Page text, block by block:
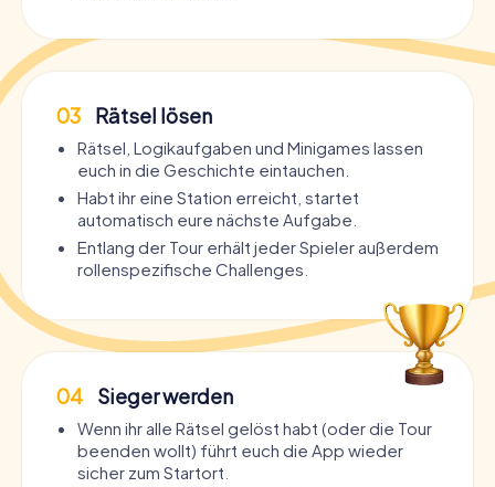
03 Rätsel lösen
Rätsel, Logikaufgaben und Minigames lassen
euch in die Geschichte eintauchen.
Habt ihr eine Station erreicht, startet
automatisch eure nächste Aufgabe.
Entlang der Tour erhält jeder Spieler außerdem
rollenspezifische Challenges.
04 Sieger werden
Wenn ihr alle Rätsel gelöst habt (oder die Tour
beenden wollt) führt euch die App wieder
sicher zum Startort.